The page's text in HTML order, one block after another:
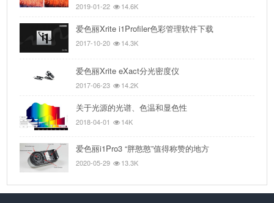
2019-01-22 14.6K
爱色丽Xrite i1Profiler色彩管理软件下载
2017-10-20 14.3K
爱色丽Xrite eXact分光密度仪
2017-06-23 14.2K
关于光源的光谱、色温和显色性
2018-04-01 14K
爱色丽i1Pro3 “胖憨憨”值得称赞的地方
2020-05-29 13.3K